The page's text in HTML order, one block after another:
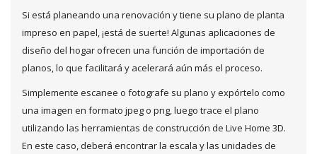
Si está planeando una renovación y tiene su plano de planta
impreso en papel, ¡está de suerte! Algunas aplicaciones de
diseño del hogar ofrecen una función de importación de
planos, lo que facilitará y acelerará aún más el proceso.
Simplemente escanee o fotografe su plano y expórtelo como
una imagen en formato jpeg o png, luego trace el plano
utilizando las herramientas de construcción de Live Home 3D.
En este caso, deberá encontrar la escala y las unidades de